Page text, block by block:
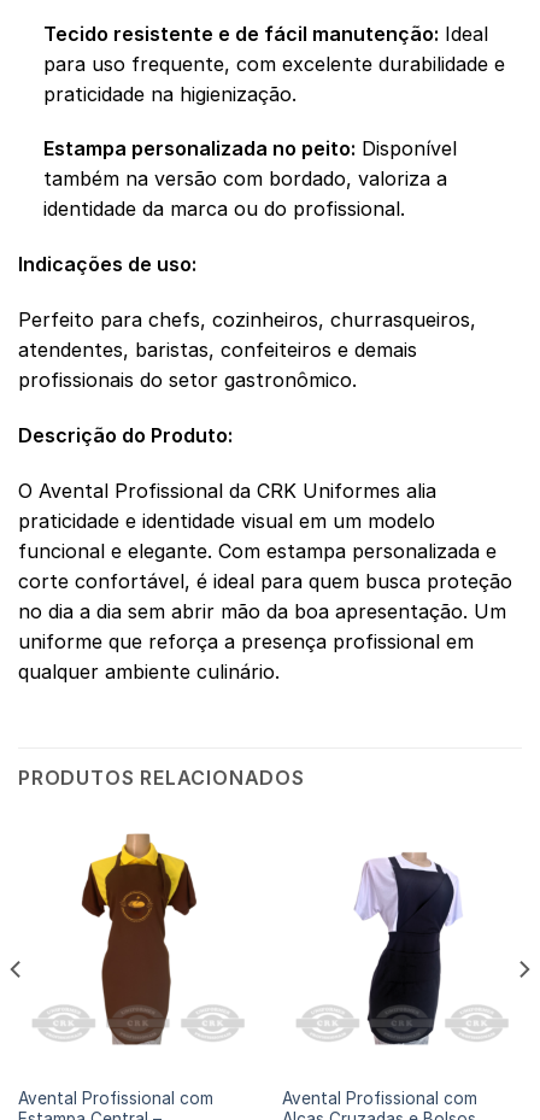
Tecido resistente e de fácil manutenção: Ideal
para uso frequente, com excelente durabilidade e
praticidade na higienização.
Estampa personalizada no peito: Disponível
também na versão com bordado, valoriza a
identidade da marca ou do profissional.
Indicações de uso:
Perfeito para chefs, cozinheiros, churrasqueiros,
atendentes, baristas, confeiteiros e demais
profissionais do setor gastronômico.
Descrição do Produto:
O Avental Profissional da CRK Uniformes alia
praticidade e identidade visual em um modelo
funcional e elegante. Com estampa personalizada e
corte confortável, é ideal para quem busca proteção
no dia a dia sem abrir mão da boa apresentação. Um
uniforme que reforça a presença profissional em
qualquer ambiente culinário.
PRODUTOS RELACIONADOS
Avental Profissional com
Avental Profissional com